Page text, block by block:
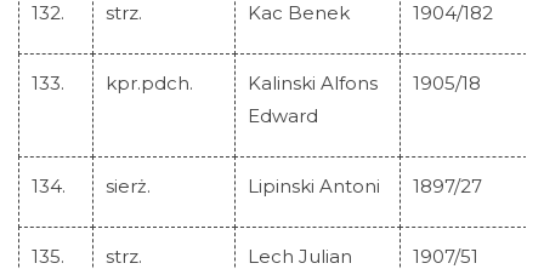
132. strz. Kac Benek 1904/182
133. kpr.pdch.
Kalinski Alfons
Edward
1905/18
134. sierż. Lipinski Antoni 1897/27
135. strz. Lech Julian 1907/51